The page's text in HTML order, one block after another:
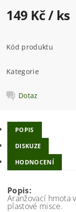
149 Kč/ ks
Kód produktu
Kategorie
Dotaz
POPIS
DISKUZE
HODNOCENÍ
Popis:
Aranžovací hmota
plastové misce.